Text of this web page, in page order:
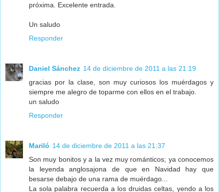
próxima. Excelente entrada.
Un saludo
Responder
Daniel Sánchez 14 de diciembre de 2011 a las 21:19
gracias por la clase, son muy curiosos los muérdagos y
siempre me alegro de toparme con ellos en el trabajo.
un saludo
Responder
Mariló 14 de diciembre de 2011 a las 21:37
Son muy bonitos y a la vez muy románticos; ya conocemos
la leyenda anglosajona de que en Navidad hay que
besarse debajo de una rama de muérdago...
La sola palabra recuerda a los druidas celtas, yendo a los